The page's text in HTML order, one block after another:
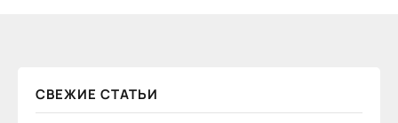
СВЕЖИЕ СТАТЬИ